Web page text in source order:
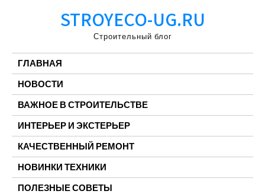
STROYECO-UG.RU
Строительный блог
ГЛАВНАЯ
НОВОСТИ
ВАЖНОЕ В СТРОИТЕЛЬСТВЕ
ИНТЕРЬЕР И ЭКСТЕРЬЕР
КАЧЕСТВЕННЫЙ РЕМОНТ
НОВИНКИ ТЕХНИКИ
ПОЛЕЗНЫЕ СОВЕТЫ